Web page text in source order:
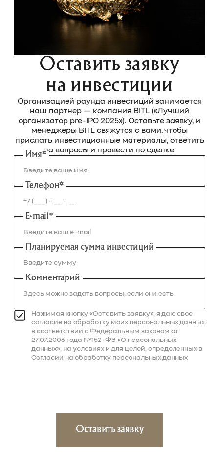
Оставить заявку
на инвестиции
Организацией раунда инвестиций занимается
наш партнер — компания BITL («Лучший
организатор pre-IPO 2025»). Оставьте заявку, и
менеджеры BITL свяжутся с вами, чтобы
прислать инвестиционные материалы, ответить
на вопросы и провести по сделке.
Имя*
Телефон*
E-mail*
Планируемая сумма инвестиций
Комментарий
Нажимая кнопку «Оставить заявку», я даю свое
согласие на обработку моих персональных данных
в соответствии с Федеральным законом от
27.07.2006 года №152-ФЗ «О персональных
данных», на условиях и для целей, определенных в
Согласии на обработку персональных данных
Оставить заявку